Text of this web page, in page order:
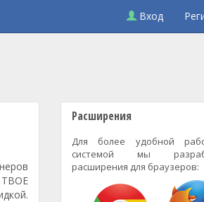
Вход
ТВОЕ
Расширения
Для более удобной
системой мы
расширения для браузеров: